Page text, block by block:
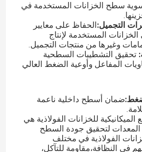
الكوع الحديدي
سطح الخزانات المستخدمة في
التجميل: الحفاظ على معايير
المستخدمة لإنتاج
وغيرها من منتجات التجميل.
تحقيق التشطيبات السطحية
المفاعل وأوعية الضغط العالي
ضمان أسطح داخلية ناعمة
الميكانيكية للخزانات الفولاذية هي
لتحقيق جودة السطح
الفولاذية في مختلف
في النظافة،مقاومة للتآكل،